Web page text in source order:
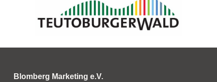
Blomberg Marketing e.V.